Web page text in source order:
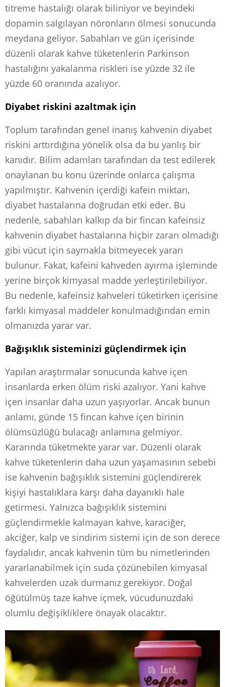
titreme hastalığı olarak biliniyor ve beyindeki
dopamin salgılayan nöronların ölmesi sonucunda
meydana geliyor. Sabahları ve gün içerisinde
düzenli olarak kahve tüketenlerin Parkinson
hastalığını yakalanma riskleri ise yüzde 32 ile
yüzde 60 oranında azalıyor.
Diyabet riskini azaltmak için
Toplum tarafından genel inanış kahvenin diyabet
riskini arttırdığına yönelik olsa da bu yanlış bir
kanıdır. Bilim adamları tarafından da test edilerek
onaylanan bu konu üzerinde onlarca çalışma
yapılmıştır. Kahvenin içerdiği kafein miktarı,
diyabet hastalarına doğrudan etki eder. Bu
nedenle, sabahları kalkıp da bir fincan kafeinsiz
kahvenin diyabet hastalarına hiçbir zararı olmadığı
gibi vücut için saymakla bitmeyecek yararı
bulunur. Fakat, kafeini kahveden ayırma işleminde
yerine birçok kimyasal madde yerleştirilebiliyor.
Bu nedenle, kafeinsiz kahveleri tüketirken içerisine
farklı kimyasal maddeler konulmadığından emin
olmanızda yarar var.
Bağışıklık sisteminizi güçlendirmek için
Yapılan araştırmalar sonucunda kahve içen
insanlarda erken ölüm riski azalıyor. Yani kahve
içen insanlar daha uzun yaşıyorlar. Ancak bunun
anlamı, günde 15 fincan kahve içen birinin
ölümsüzlüğü bulacağı anlamına gelmiyor.
Kararında tüketmekte yarar var. Düzenli olarak
kahve tüketenlerin daha uzun yaşamasının sebebi
ise kahvenin bağışıklık sistemini güçlendirerek
kişiyi hastalıklara karşı daha dayanıklı hale
getirmesi. Yalnızca bağışıklık sistemini
güçlendirmekle kalmayan kahve, karaciğer,
akciğer, kalp ve sindirim sistemi için de son derece
faydalıdır, ancak kahvenin tüm bu nimetlerinden
yararlanabilmek için suda çözünebilen kimyasal
kahvelerden uzak durmanız gerekiyor. Doğal
öğütülmüş taze kahve içmek, vücudunuzdaki
olumlu değişikliklere önayak olacaktır.